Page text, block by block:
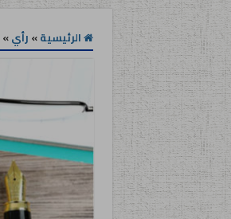
الرئيسية» رأي»